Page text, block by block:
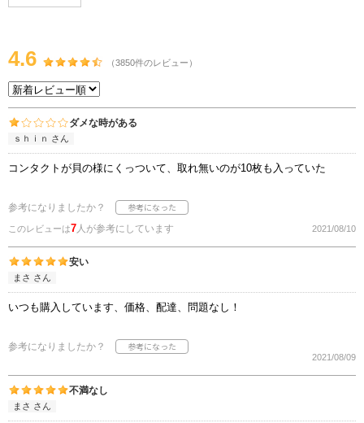
4.6 （3850件のレビュー）
ダメな時がある
ｓｈｉｎ さん
コンタクトが貝の様にくっついて、取れ無いのが10枚も入っていた
参考になりましたか？
このレビューは7人が参考にしています 2021/08/10
安い
まさ さん
いつも購入しています、価格、配達、問題なし！
参考になりましたか？
2021/08/09
不満なし
まさ さん